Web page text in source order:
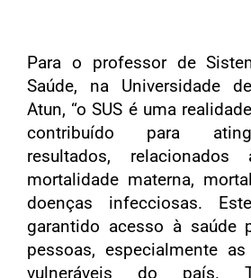
Para o professor de
Saúde, na Universidade
Atun, “o SUS é uma
contribuído para
resultados,
mortalidade materna,
doenças infecciosas.
garantido acesso à saúde
pessoas, especialmente
vulneráveis do país.